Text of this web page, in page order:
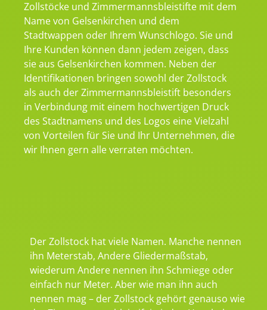
Zollstöcke und Zimmermannsbleistifte mit dem
Name von Gelsenkirchen und dem
Stadtwappen oder Ihrem Wunschlogo. Sie und
Ihre Kunden können dann jedem zeigen, dass
sie aus Gelsenkirchen kommen. Neben der
Identifikationen bringen sowohl der Zollstock
als auch der Zimmermannsbleistift besonders
in Verbindung mit einem hochwertigen Druck
des Stadtnamens und des Logos eine Vielzahl
von Vorteilen für Sie und Ihr Unternehmen, die
wir Ihnen gern alle verraten möchten.
Der Zollstock hat viele Namen. Manche nennen
ihn Meterstab, Andere Gliedermaßstab,
wiederum Andere nennen ihn Schmiege oder
einfach nur Meter. Aber wie man ihn auch
nennen mag – der Zollstock gehört genauso wie